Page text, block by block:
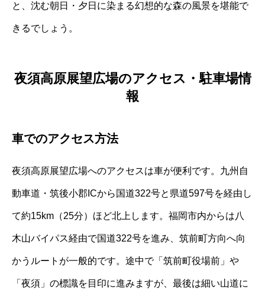
と、沈む朝日・夕日に染まる幻想的な森の風景を堪能で
きるでしょう。
夜須高原展望広場のアクセス・駐車場情
報
車でのアクセス方法
夜須高原展望広場へのアクセスは車が便利です。九州自
動車道・筑後小郡ICから国道322号と県道597号を経由し
て約15km（25分）ほど北上します。福岡市内からは八
木山バイパス経由で国道322号を進み、筑前町方向へ向
かうルートが一般的です。途中で「筑前町役場前」や
「夜須」の標識を目印に進みますが、最後は細い山道に